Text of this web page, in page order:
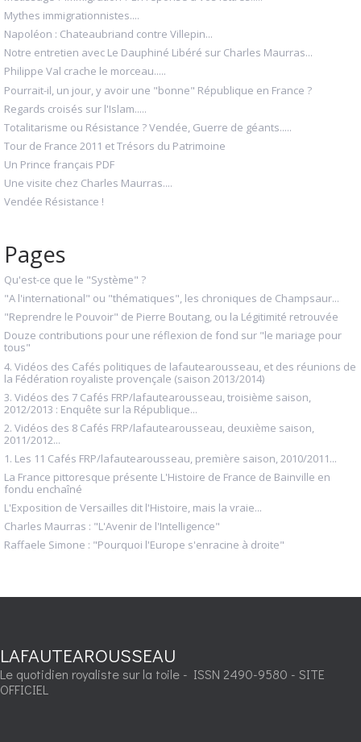
Mythes immigrationnistes....
Napoléon : Chateaubriand contre Villepin...
Notre entretien avec Le Dauphiné Libéré sur Charles Maurras...
Philippe Val crache le morceau.....
Pourrait-il, un jour, y avoir une "bonne" République en France ?
Regards croisés sur l'Islam.....
Totalitarisme ou Résistance ? Vendée, Guerre de géants.....
Tour de France 2011 et Trésors du Patrimoine
Un Prince français PDF
Une visite chez Charles Maurras....
Vendée Résistance !
Pages
Qu'est-ce que le "Système" ?
"A l'international" ou "thématiques", les chroniques de Champsaur...
"Reprendre le Pouvoir" de Pierre Boutang, ou la Légitimité retrouvée
Douze contributions pour une réflexion de fond sur "le mariage pour
tous"
4. Vidéos des Cafés politiques de lafautearousseau, et des réunions de
la Fédération royaliste provençale (saison 2013/2014)
3. Vidéos des 7 Cafés FRP/lafautearousseau, troisième saison,
2012/2013 : Enquête sur la République...
2. Vidéos des 8 Cafés FRP/lafautearousseau, deuxième saison,
2011/2012...
1. Les 11 Cafés FRP/lafautearousseau, première saison, 2010/2011...
La France pittoresque présente L'Histoire de France de Bainville en
fondu enchaîné
L'Exposition de Versailles dit l'Histoire, mais la vraie...
Charles Maurras : "L'Avenir de l'Intelligence"
Raffaele Simone : "Pourquoi l'Europe s'enracine à droite"
LAFAUTEAROUSSEAU
Le quotidien royaliste sur la toile - ISSN 2490-9580 - SITE
OFFICIEL